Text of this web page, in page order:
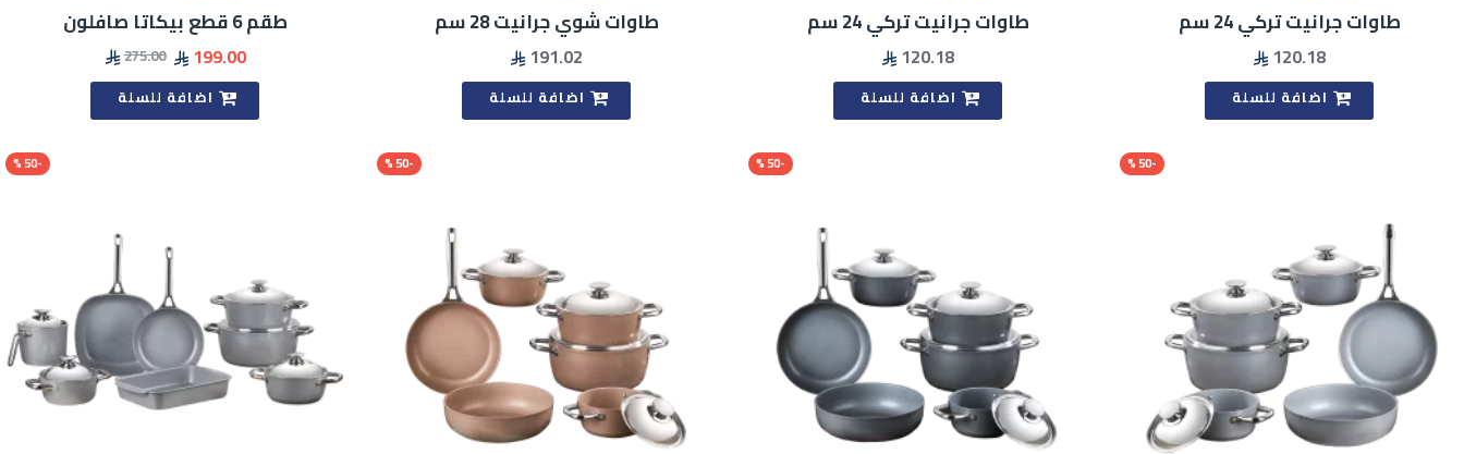
طاوات جرانيت تركي 24 سم
120.18
اضافة للسلة
طاوات جرانيت تركي 24 سم
120.18
اضافة للسلة
طاوات شوي جرانيت 28 سم
191.02
اضافة للسلة
طقم 6 قطع بيكاتا صافلون
199.00
275.00
اضافة للسلة
-50 %
-50 %
-50 %
-50 %